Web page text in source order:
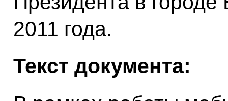
2011 года.
Текст документа: